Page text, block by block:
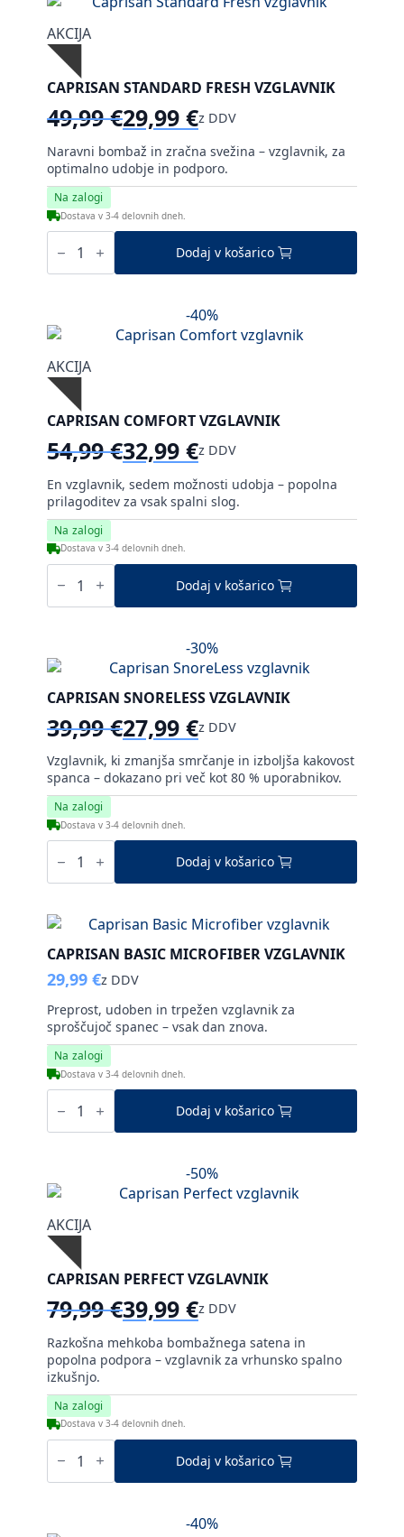
Na zalogi
Dostava v 3-4 delovnih dneh.
Naravni bombaž in zračna svežina – vzglavnik, za
optimalno udobje in podporo.
AKCIJA
CAPRISAN STANDARD FRESH VZGLAVNIK
49,99€
Izvirna
cena
je
bila:
49,99 €.
29,99 €
Trenutna
cena
je:
29,99 €.
z DDV
Caprisan
Standard
vzglavnik
Dodaj v košarico
-40%
Na zalogi
Dostava v 3-4 delovnih dneh.
En vzglavnik, sedem možnosti udobja – popolna
prilagoditev za vsak spalni slog.
AKCIJA
CAPRISAN COMFORT VZGLAVNIK
54,99€
Izvirna
cena
je
bila:
54,99 €.
32,99 €
Trenutna
cena
je:
32,99 €.
z DDV
Caprisan
Comfort
količina
Dodaj v košarico
-30%
Na zalogi
Dostava v 3-4 delovnih dneh.
Vzglavnik, ki zmanjša smrčanje in izboljša kakovost
spanca – dokazano pri več kot 80 % uporabnikov.
CAPRISAN SNORELESS VZGLAVNIK
39,99€
Izvirna
cena
je
bila:
39,99 €.
27,99 €
Trenutna
cena
je:
27,99 €.
z DDV
Caprisan
SnoreLess
količina
Dodaj v košarico
Na zalogi
Dostava v 3-4 delovnih dneh.
Preprost, udoben in trpežen vzglavnik za
sproščujoč spanec – vsak dan znova.
CAPRISAN BASIC MICROFIBER VZGLAVNIK
29,99 €z DDV
Caprisan
Basic
vzglavnik
Dodaj v košarico
-50%
Na zalogi
Dostava v 3-4 delovnih dneh.
Razkošna mehkoba bombažnega satena in
popolna podpora – vzglavnik za vrhunsko spalno
izkušnjo.
AKCIJA
CAPRISAN PERFECT VZGLAVNIK
79,99€
Izvirna
cena
je
bila:
79,99 €.
39,99 €
Trenutna
cena
je:
39,99 €.
z DDV
Caprisan
Perfect
količina
Dodaj v košarico
-40%